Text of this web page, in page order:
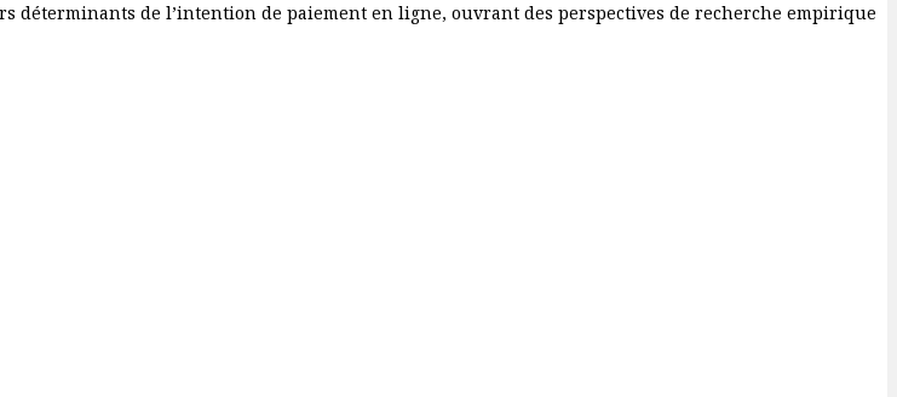
déterminants de l’intention de paiement en ligne, ouvrant des perspectives de recherche empirique